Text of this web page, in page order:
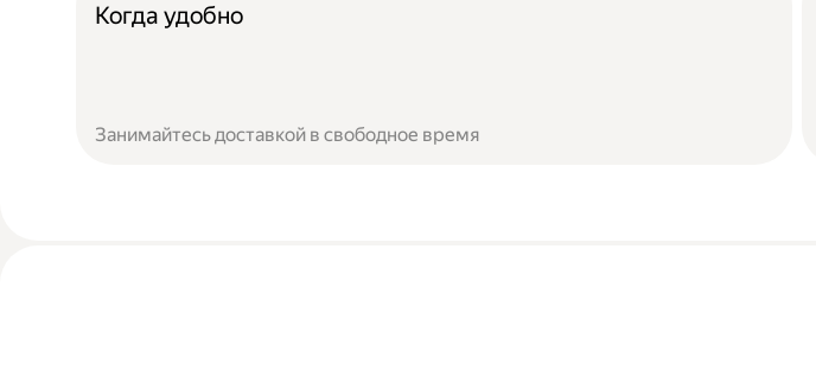
Когда удобно
Занимайтесь доставкой в свободное время